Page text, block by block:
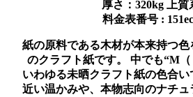
厚さ：320kg
上質
料金表番号 :
紙の原料である木材が本来持つ色
のクラフト紙です。 中でも“M
いわゆる未晒クラフト紙の色合
近い温かみや、本物志向のナチュ